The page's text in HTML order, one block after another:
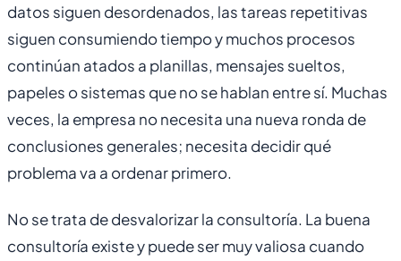
datos siguen desordenados, las tareas repetitivas
siguen consumiendo tiempo y muchos procesos
continúan atados a planillas, mensajes sueltos,
papeles o sistemas que no se hablan entre sí. Muchas
veces, la empresa no necesita una nueva ronda de
conclusiones generales; necesita decidir qué
problema va a ordenar primero.
No se trata de desvalorizar la consultoría. La buena
consultoría existe y puede ser muy valiosa cuando